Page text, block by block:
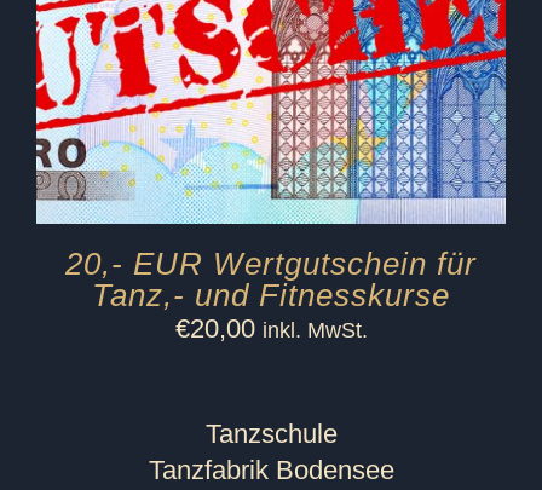
20,- EUR Wertgutschein für
Tanz,- und Fitnesskurse
€20,00 inkl. MwSt.
Tanzschule
Tanzfabrik Bodensee